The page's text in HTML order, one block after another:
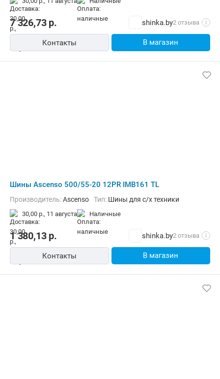
7 326,73р. shinka.by2 отзыва i
Контакты В магазин
Шины Ascenso 500/55-20 12PR IMB161 TL
Производитель:Ascenso Тип: Шины для с/х техники
30,00 р., 11 августа наличные
1 380,13р. shinka.by2 отзыва i
Контакты В магазин